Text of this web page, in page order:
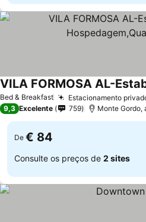
Bed & Breakfast Estacionamento
Ver preços
9,3 Excelente 759 Monte Gordo,
De € 84
Consulte os preços de 2 sites